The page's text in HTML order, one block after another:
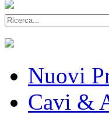
Nuovi
Cavi &